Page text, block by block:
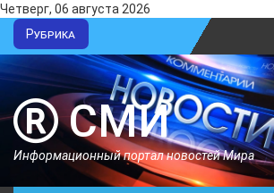
Четверг, 06 августа 2026
Рубрика
СМИ
Информационный портал новостей Мира